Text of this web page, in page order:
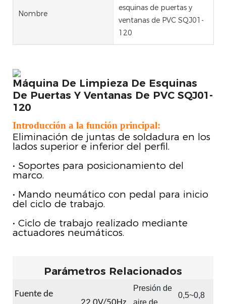
Nombre
esquinas de puertas y
ventanas de PVC SQJ01-
120
Máquina De Limpieza De Esquinas
De Puertas Y Ventanas De PVC SQJ01-
120
Introducción a la función principal:
Eliminación de juntas de soldadura en los
lados superior e inferior del perfil.
• Soportes para posicionamiento del
marco.
• Mando neumático con pedal para inicio
del ciclo de trabajo.
• Ciclo de trabajo realizado mediante
actuadores neumáticos.
Parámetros Relacionados
Fuente de
Presión de
0,5~0,8